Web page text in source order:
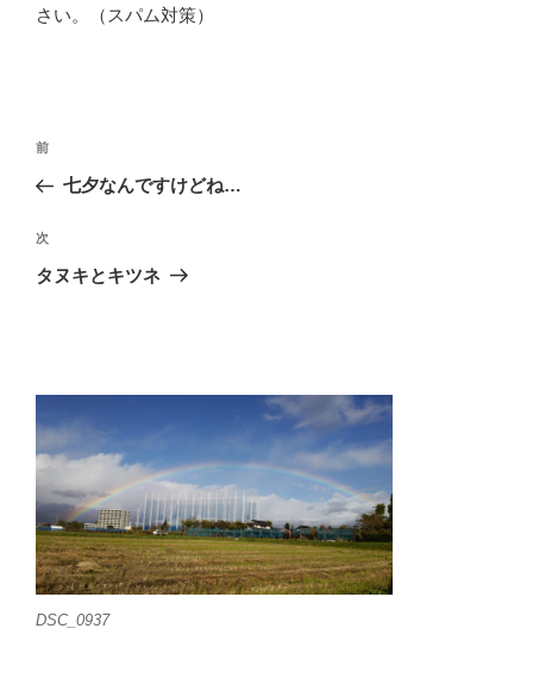
さい。（スパム対策）
投
ナ
ビ
ゲ
ン
前
の
稿
前
七夕なんですけどね…
次
の
次
タヌキとキツネ
DSC_0937